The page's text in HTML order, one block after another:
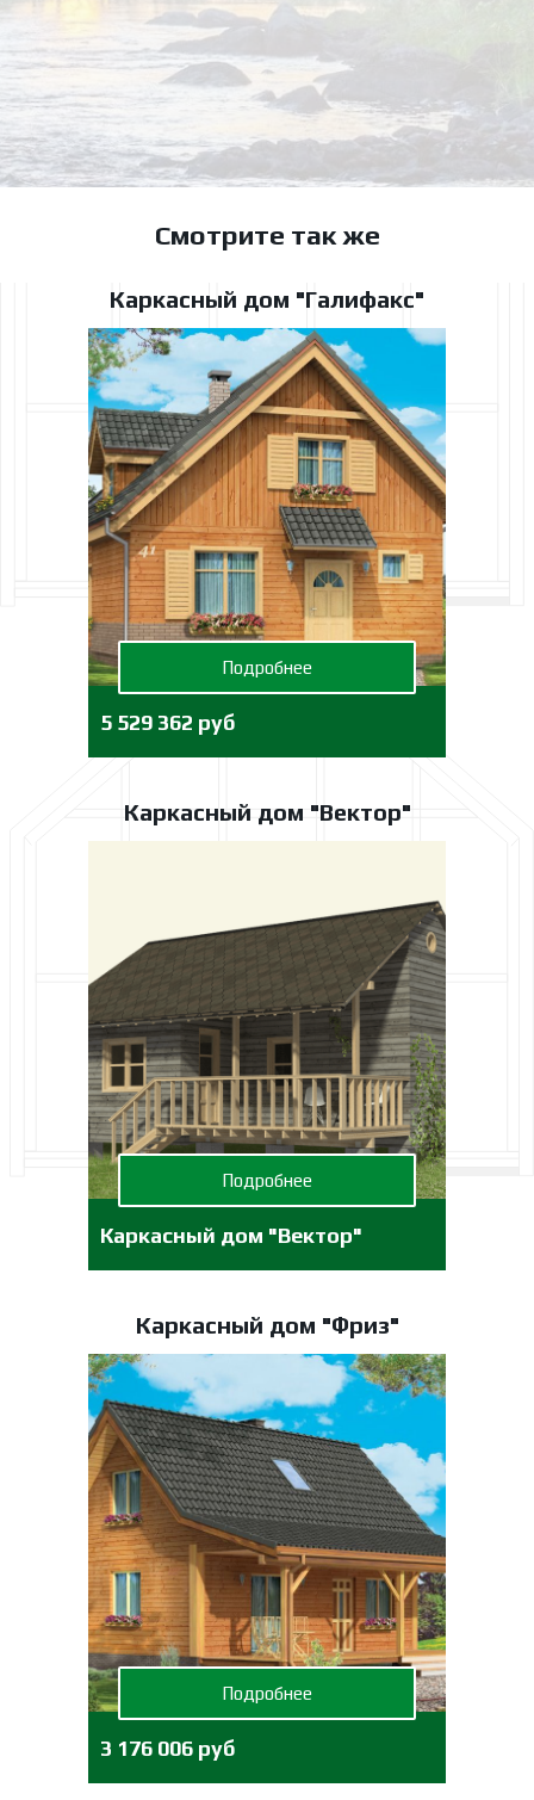
Смотрите так же
Каркасный дом "Вектор"
Каркасный дом "Вектор"
Подробнее
Каркасный дом "Фриз"
3 176 006 руб
Подробнее
Каркасный дом "Галифакс"
5 529 362 руб
Подробнее